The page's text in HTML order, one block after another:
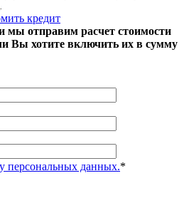
.
кредит
мы отправим расчет стоимости
Вы хотите включить их в сумму
персональных данных.*